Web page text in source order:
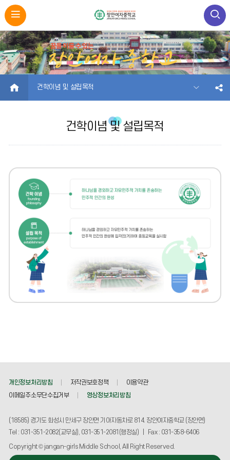
HOME 건학이념 및 설립목적
건학이념 및 설립목적
개인정보처리방침 저작권보호정책
이용약관
이메일주소무단수집거부
영상정보처리방침
(18585) 경기도 화성시 만세구 장안면 기아자동차로 814. 장안여자중학교 (장안면)
Tel : 031-351-2082(교무실), 031-351-2081(행정실) | Fax : 031-358-6406
Copyright © jangan-girls Middle School, All Right Reserved.